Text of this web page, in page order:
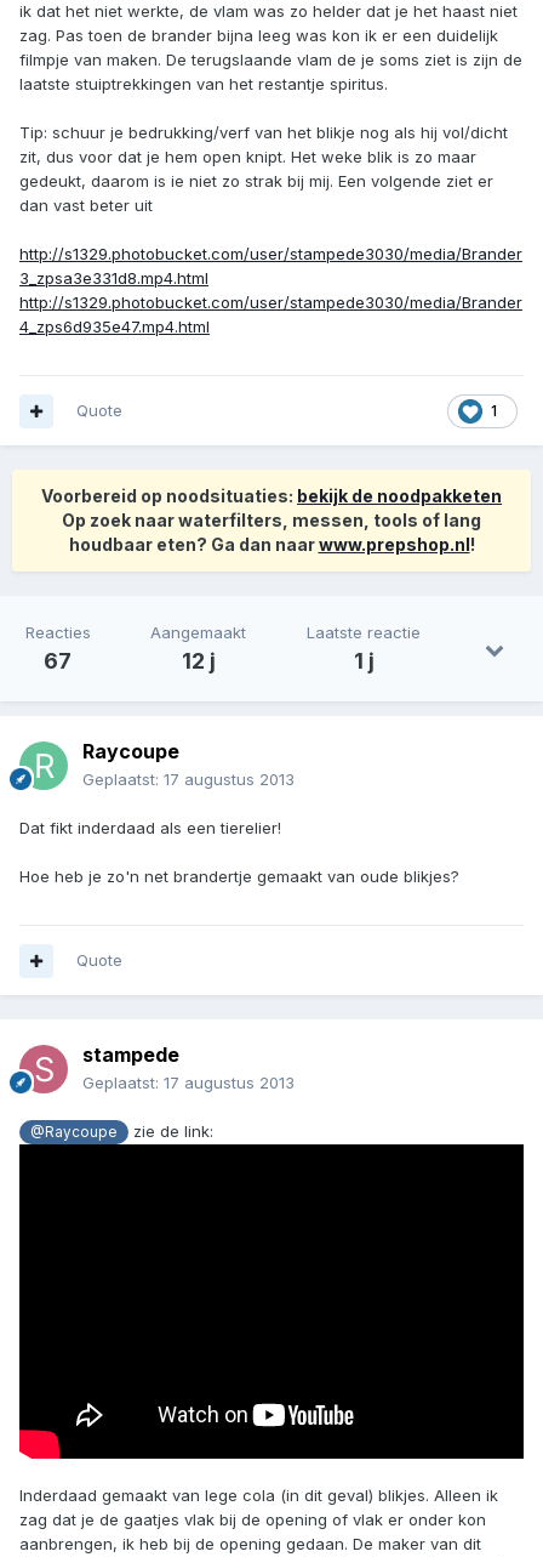
ik dat het niet werkte, de vlam was zo helder dat je het haast niet
zag. Pas toen de brander bijna leeg was kon ik er een duidelijk
filmpje van maken. De terugslaande vlam de je soms ziet is zijn de
laatste stuiptrekkingen van het restantje spiritus.
Tip: schuur je bedrukking/verf van het blikje nog als hij vol/dicht
zit, dus voor dat je hem open knipt. Het weke blik is zo maar
gedeukt, daarom is ie niet zo strak bij mij. Een volgende ziet er
dan vast beter uit
http://s1329.photobucket.com/user/stampede3030/media/Brander
3_zpsa3e331d8.mp4.html
http://s1329.photobucket.com/user/stampede3030/media/Brander
4_zps6d935e47.mp4.html
1
Quote
Voorbereid op noodsituaties: bekijk de noodpakketen
Op zoek naar waterfilters, messen, tools of lang
houdbaar eten? Ga dan naarwww.prepshop.nl!
Reacties
67
Aangemaakt
12 j
Laatste reactie
1 j
Raycoupe
Geplaatst: 17 augustus 2013
Dat fikt inderdaad als een tierelier!
Hoe heb je zo'n net brandertje gemaakt van oude blikjes?
Quote
stampede
Geplaatst: 17 augustus 2013
@Raycoupe zie de link:
Inderdaad gemaakt van lege cola (in dit geval) blikjes. Alleen ik
zag dat je de gaatjes vlak bij de opening of vlak er onder kon
aanbrengen, ik heb bij de opening gedaan. De maker van dit